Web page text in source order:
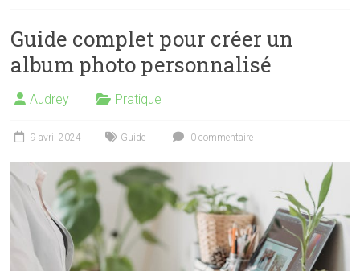
Guide complet pour créer un
album photo personnalisé
Audrey Pratique
9 avril 2024 Guide 0 commentaire